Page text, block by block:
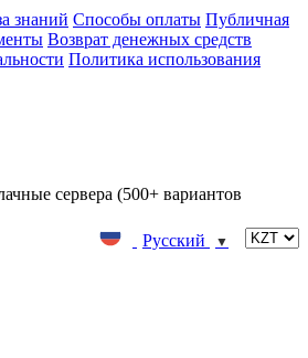
знаний Способы оплаты Публичная
Возврат денежных средств
Политика использования
сервера (500+ вариантов
Русский
▼